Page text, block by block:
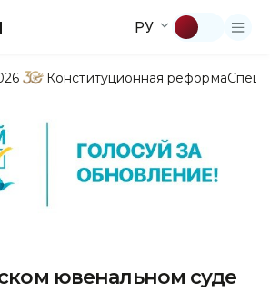
РУ
Конституционная реформа
ювенальном суде